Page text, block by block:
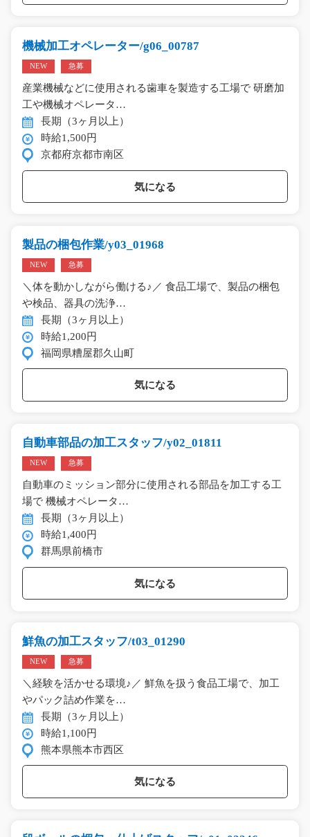
機械加工オペレーター/g06_00787
NEW 急募
産業機械などに使用される歯車を製造する工場で 研磨加
工や機械オペレータ…
長期（3ヶ月以上）
時給1,500円
京都府京都市南区
気になる
製品の梱包作業/y03_01968
NEW 急募
＼体を動かしながら働ける♪／ 食品工場で、製品の梱包
や検品、器具の洗浄…
長期（3ヶ月以上）
時給1,200円
福岡県糟屋郡久山町
気になる
自動車部品の加工スタッフ/y02_01811
NEW 急募
自動車のミッション部分に使用される部品を加工する工
場で 機械オペレータ…
長期（3ヶ月以上）
時給1,400円
群馬県前橋市
気になる
鮮魚の加工スタッフ/t03_01290
NEW 急募
＼経験を活かせる環境♪／ 鮮魚を扱う食品工場で、加工
やパック詰め作業を…
長期（3ヶ月以上）
時給1,100円
熊本県熊本市西区
気になる